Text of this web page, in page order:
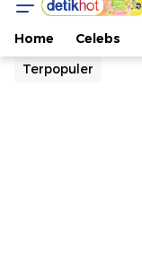
Home Celebs
Terpopuler